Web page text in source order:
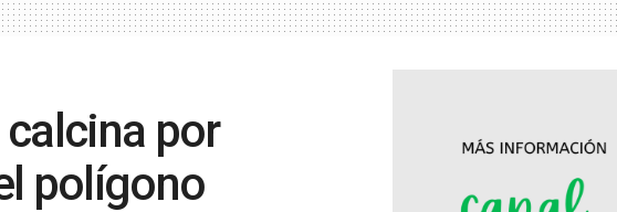
por
polígono